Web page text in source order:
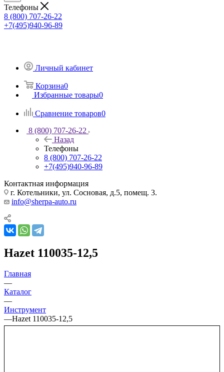
Телефоны
8 (800) 707-26-22
+7(495)940-96-89
Личный кабинет
Корзина0
Избранные товары0
Сравнение товаров0
8 (800) 707-26-22
Назад
Телефоны
8 (800) 707-26-22
+7(495)940-96-89
Контактная информация
г. Котельники, ул. Сосновая, д.5, помещ. 3.
info@sherpa-auto.ru
Hazet 110035-12,5
Главная
—
Каталог
—
Инструмент
—Hazet 110035-12,5